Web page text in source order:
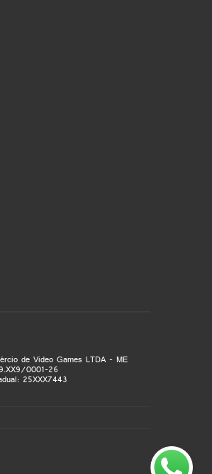
de Video Games LTDA - ME
0001-26
25XXX7443